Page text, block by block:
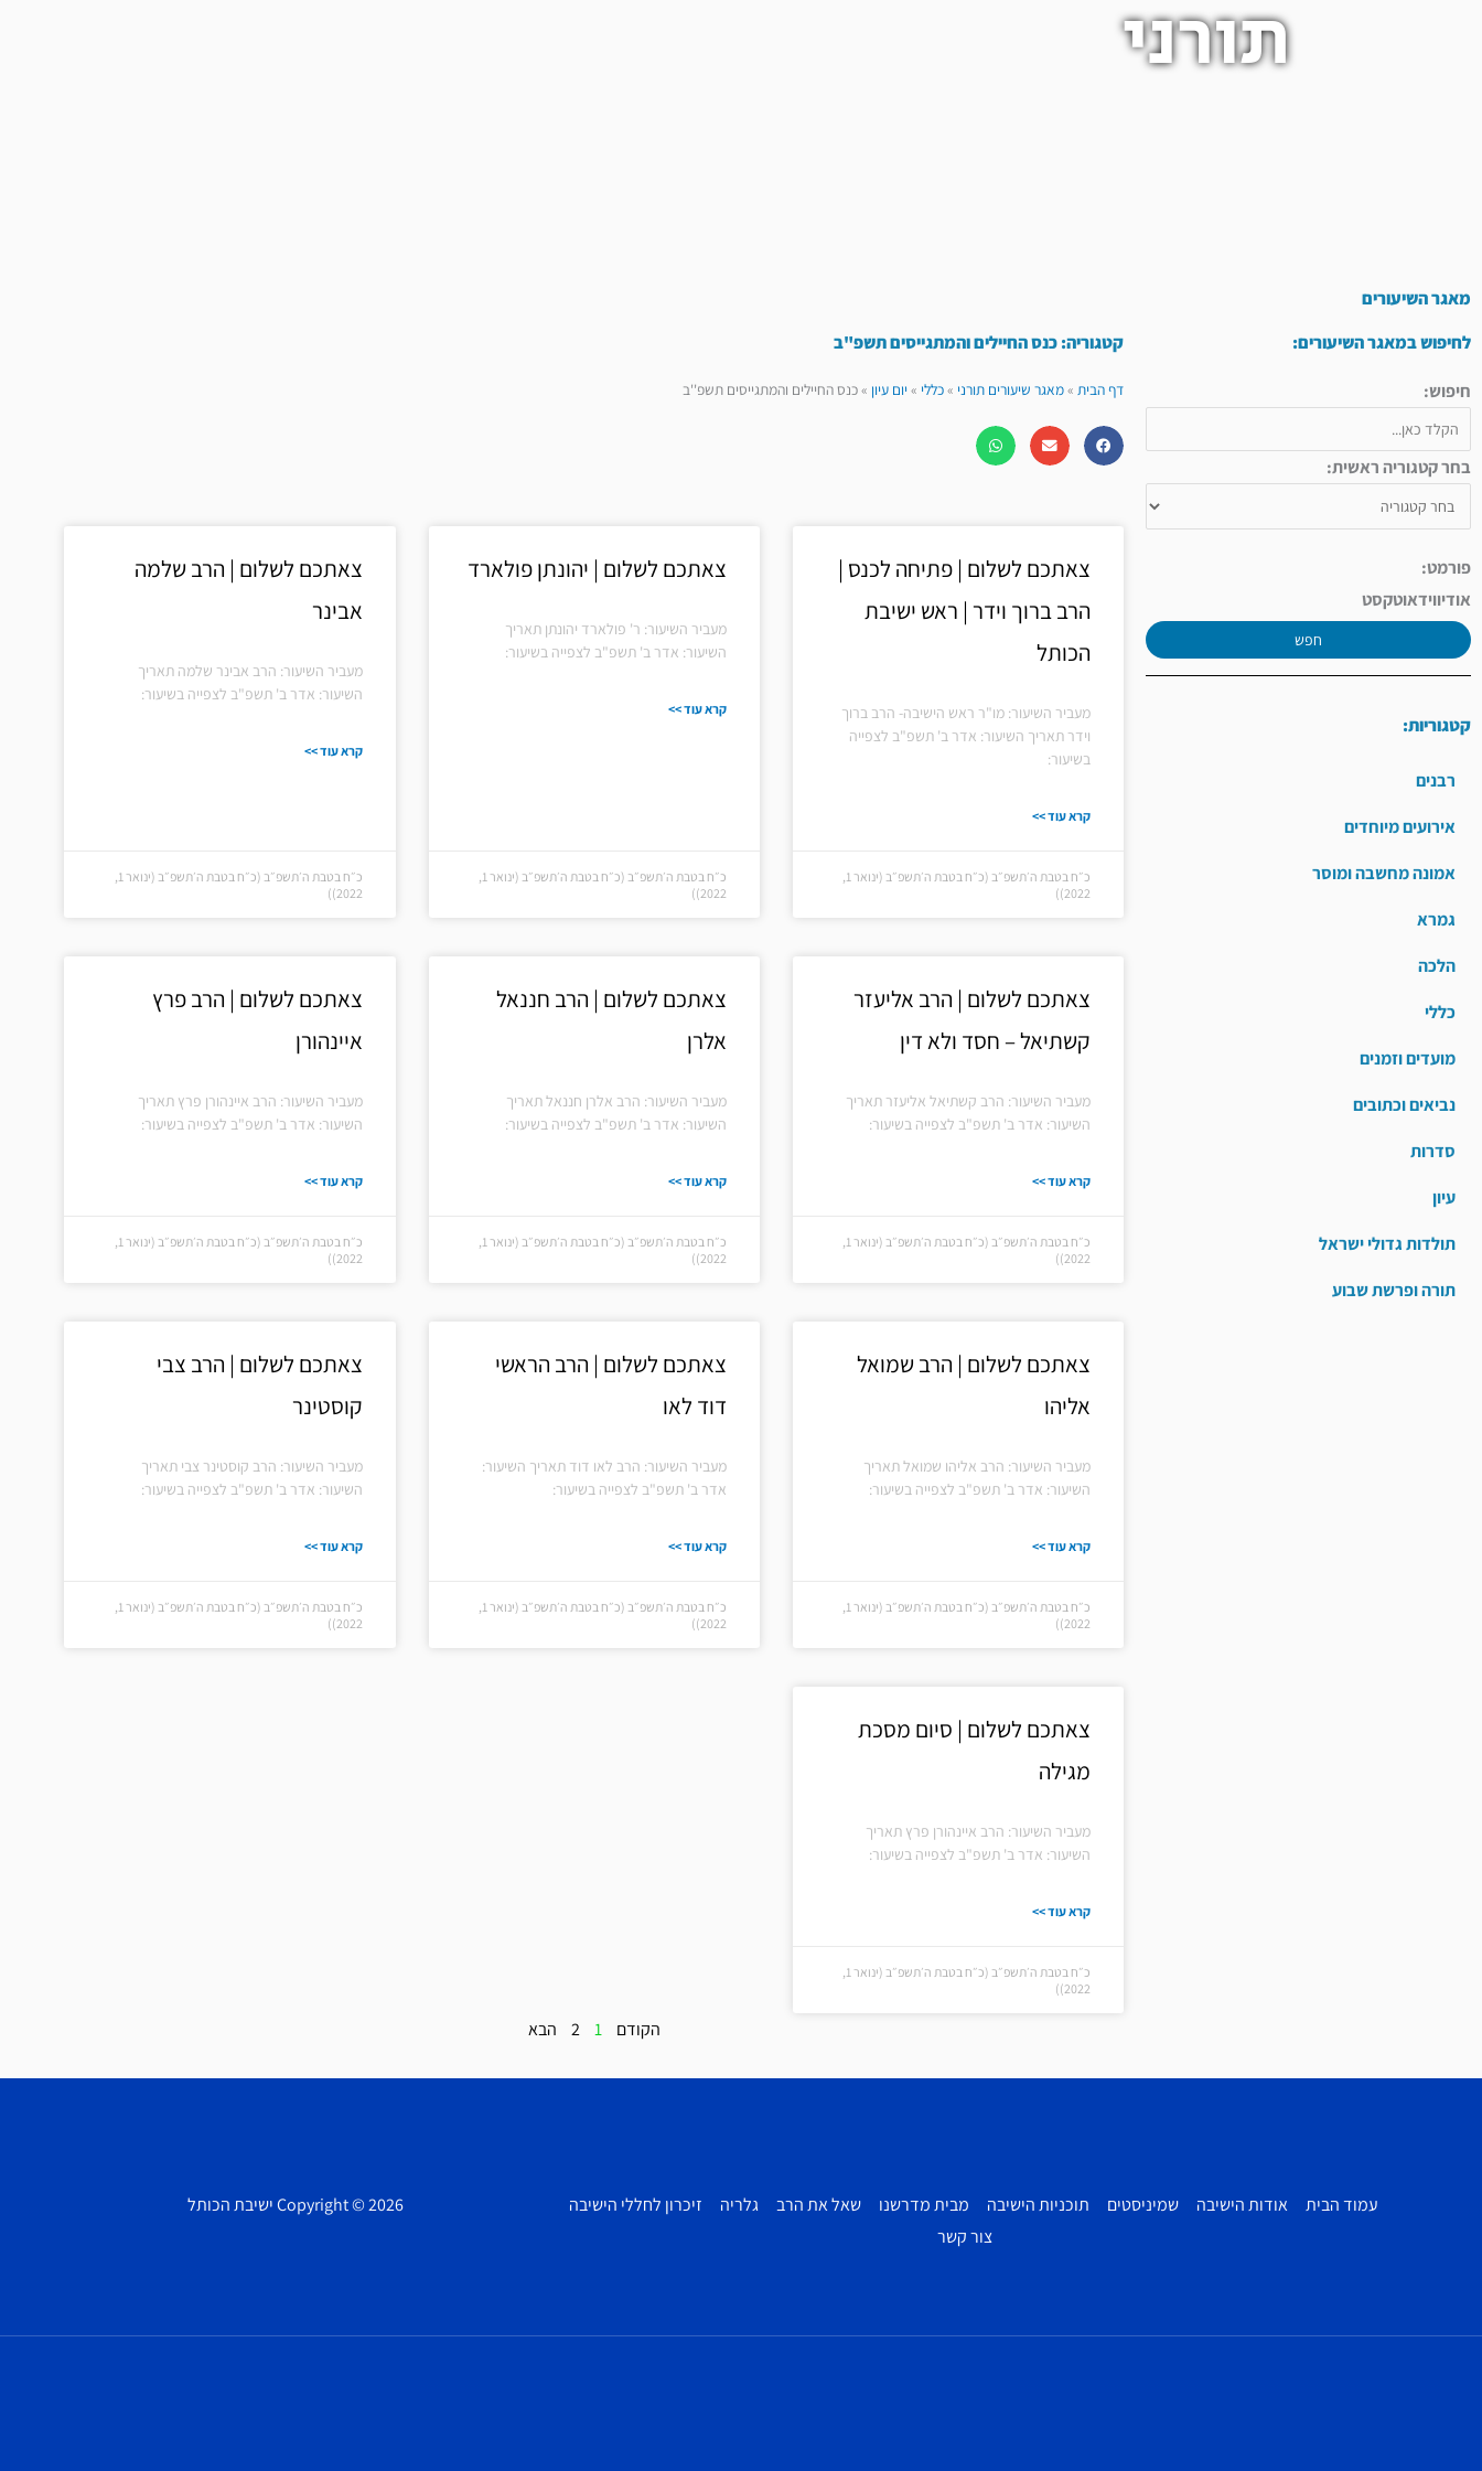
תורני
מאגר השיעורים
לחיפוש במאגר השיעורים:
חיפוש:
בחר קטגוריה ראשית:
פורמט:
אודיווידאוטקסט
חפש
קטגוריות:
רבנים
אירועים מיוחדים
אמונה מחשבה ומוסר
גמרא
הלכה
כללי
מועדים וזמנים
נביאים וכתובים
סדרות
עיון
תולדות גדולי ישראל
תורה ופרשת שבוע
קטגוריה: כנס החיילים והמתגייסים תשפ"ב
דף הבית»מאגר שיעורים תורני »כללי »יום עיון »כנס החיילים והמתגייסים תשפ''ב
צאתכם לשלום | פתיחה לכנס |
הרב ברוך וידר | ראש ישיבת
הכותל
מעביר השיעור: מו"ר ראש הישיבה- הרב ברוך
וידר תאריך השיעור: אדר ב' תשפ"ב לצפייה
בשיעור:
קרא עוד >>
כ״ח בטבת ה׳תשפ״ב (כ״ח בטבת ה׳תשפ״ב (ינואר 1,
2022))
צאתכם לשלום | יהונתן פולארד
מעביר השיעור: ר' פולארד יהונתן תאריך
השיעור: אדר ב' תשפ"ב לצפייה בשיעור:
קרא עוד >>
כ״ח בטבת ה׳תשפ״ב (כ״ח בטבת ה׳תשפ״ב (ינואר 1,
2022))
צאתכם לשלום | הרב שלמה
אבינר
מעביר השיעור: הרב אבינר שלמה תאריך
השיעור: אדר ב' תשפ"ב לצפייה בשיעור:
קרא עוד >>
כ״ח בטבת ה׳תשפ״ב (כ״ח בטבת ה׳תשפ״ב (ינואר 1,
2022))
צאתכם לשלום | הרב אליעזר
קשתיאל – חסד ולא דין
מעביר השיעור: הרב קשתיאל אליעזר תאריך
השיעור: אדר ב' תשפ"ב לצפייה בשיעור:
קרא עוד >>
כ״ח בטבת ה׳תשפ״ב (כ״ח בטבת ה׳תשפ״ב (ינואר 1,
2022))
צאתכם לשלום | הרב חננאל
אלרן
מעביר השיעור: הרב אלרן חננאל תאריך
השיעור: אדר ב' תשפ"ב לצפייה בשיעור:
קרא עוד >>
כ״ח בטבת ה׳תשפ״ב (כ״ח בטבת ה׳תשפ״ב (ינואר 1,
2022))
צאתכם לשלום | הרב פרץ
איינהורן
מעביר השיעור: הרב איינהורן פרץ תאריך
השיעור: אדר ב' תשפ"ב לצפייה בשיעור:
קרא עוד >>
כ״ח בטבת ה׳תשפ״ב (כ״ח בטבת ה׳תשפ״ב (ינואר 1,
2022))
צאתכם לשלום | הרב שמואל
אליהו
מעביר השיעור: הרב אליהו שמואל תאריך
השיעור: אדר ב' תשפ"ב לצפייה בשיעור:
קרא עוד >>
כ״ח בטבת ה׳תשפ״ב (כ״ח בטבת ה׳תשפ״ב (ינואר 1,
2022))
צאתכם לשלום | הרב הראשי
דוד לאו
מעביר השיעור: הרב לאו דוד תאריך השיעור:
אדר ב' תשפ"ב לצפייה בשיעור:
קרא עוד >>
כ״ח בטבת ה׳תשפ״ב (כ״ח בטבת ה׳תשפ״ב (ינואר 1,
2022))
צאתכם לשלום | הרב צבי
קוסטינר
מעביר השיעור: הרב קוסטינר צבי תאריך
השיעור: אדר ב' תשפ"ב לצפייה בשיעור:
קרא עוד >>
כ״ח בטבת ה׳תשפ״ב (כ״ח בטבת ה׳תשפ״ב (ינואר 1,
2022))
צאתכם לשלום | סיום מסכת
מגילה
מעביר השיעור: הרב איינהורן פרץ תאריך
השיעור: אדר ב' תשפ"ב לצפייה בשיעור:
קרא עוד >>
כ״ח בטבת ה׳תשפ״ב (כ״ח בטבת ה׳תשפ״ב (ינואר 1,
2022))
הקודם 1
2 הבא
עמוד הבית אודות הישיבה שמיניסטים תוכניות הישיבה מבית מדרשנו שאל את הרב גלריה
זיכרון לחללי הישיבה
צור קשר
Copyright © 2026 ישיבת הכותל